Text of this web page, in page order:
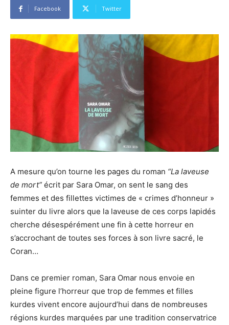
Facebook Twitter
A mesure qu’on tourne les pages du roman “La laveuse
de mort” écrit par Sara Omar, on sent le sang des
femmes et des fillettes victimes de « crimes d’honneur »
suinter du livre alors que la laveuse de ces corps lapidés
cherche désespérément une fin à cette horreur en
s’accrochant de toutes ses forces à son livre sacré, le
Coran…
Dans ce premier roman, Sara Omar nous envoie en
pleine figure l’horreur que trop de femmes et filles
kurdes vivent encore aujourd’hui dans de nombreuses
régions kurdes marquées par une tradition conservatrice